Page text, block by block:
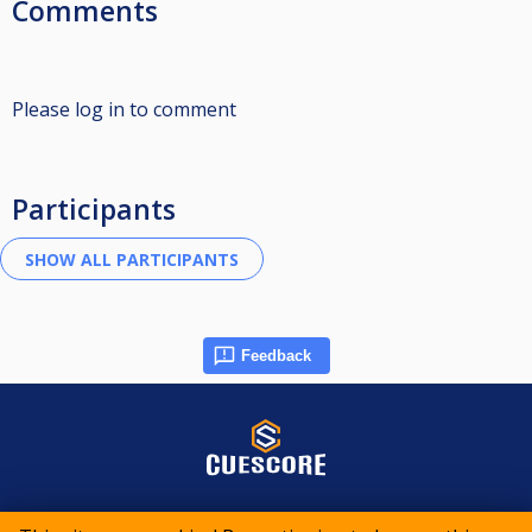
Comments
Please log in to comment
Participants
Feedback